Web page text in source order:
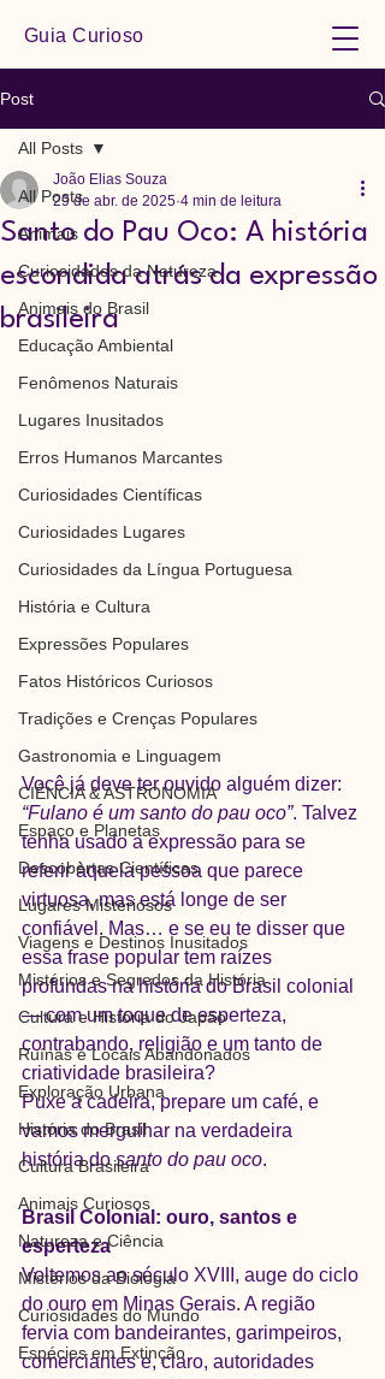
Guia Curioso
Post
All Posts
Animais
Curiosidades da Natureza
Animais do Brasil
Educação Ambiental
Fenômenos Naturais
Lugares Inusitados
Erros Humanos Marcantes
Curiosidades Científicas
Curiosidades Lugares
Curiosidades da Língua Portuguesa
História e Cultura
Expressões Populares
Fatos Históricos Curiosos
Tradições e Crenças Populares
Gastronomia e Linguagem
CIÊNCIA & ASTRONOMIA
Espaço e Planetas
Descobertas Científicas
Lugares Misteriosos
Viagens e Destinos Inusitados
Mistérios e Segredos da História
Cultura e História do Japão
Ruínas e Locais Abandonados
Exploração Urbana
História do Brasil
Cultura Brasileira
Animais Curiosos
Natureza e Ciência
Mistérios da Biologia
Curiosidades do Mundo
Espécies em Extinção
All Posts
Santo do Pau Oco: A história
escondida atrás da expressão
brasileira
João Elias Souza
29 de abr. de 2025 4 min de leitura
Você já deve ter ouvido alguém dizer:
“Fulano é um santo do pau oco”. Talvez
tenha usado a expressão para se
referir àquela pessoa que parece
virtuosa, mas está longe de ser
confiável. Mas… e se eu te disser que
essa frase popular tem raízes
profundas na história do Brasil colonial
— com um toque de esperteza,
contrabando, religião e um tanto de
criatividade brasileira?
Puxe a cadeira, prepare um café, e
vamos mergulhar na verdadeira
história do santo do pau oco.
Brasil Colonial: ouro, santos e
esperteza
Voltemos ao século XVIII, auge do ciclo
do ouro em Minas Gerais. A região
fervia com bandeirantes, garimpeiros,
comerciantes e, claro, autoridades